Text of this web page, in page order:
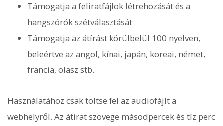
Támogatja a feliratfájlok létrehozását és a
hangszórók szétválasztását
Támogatja az átírást körülbelül 100 nyelven,
beleértve az angol, kínai, japán, koreai, német,
francia, olasz stb.
Használatához csak töltse fel az audiofájlt a
webhelyről. Az átirat szövege másodpercek és tíz perc